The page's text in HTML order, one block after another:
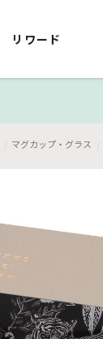
リワード
マグカップ・グラス